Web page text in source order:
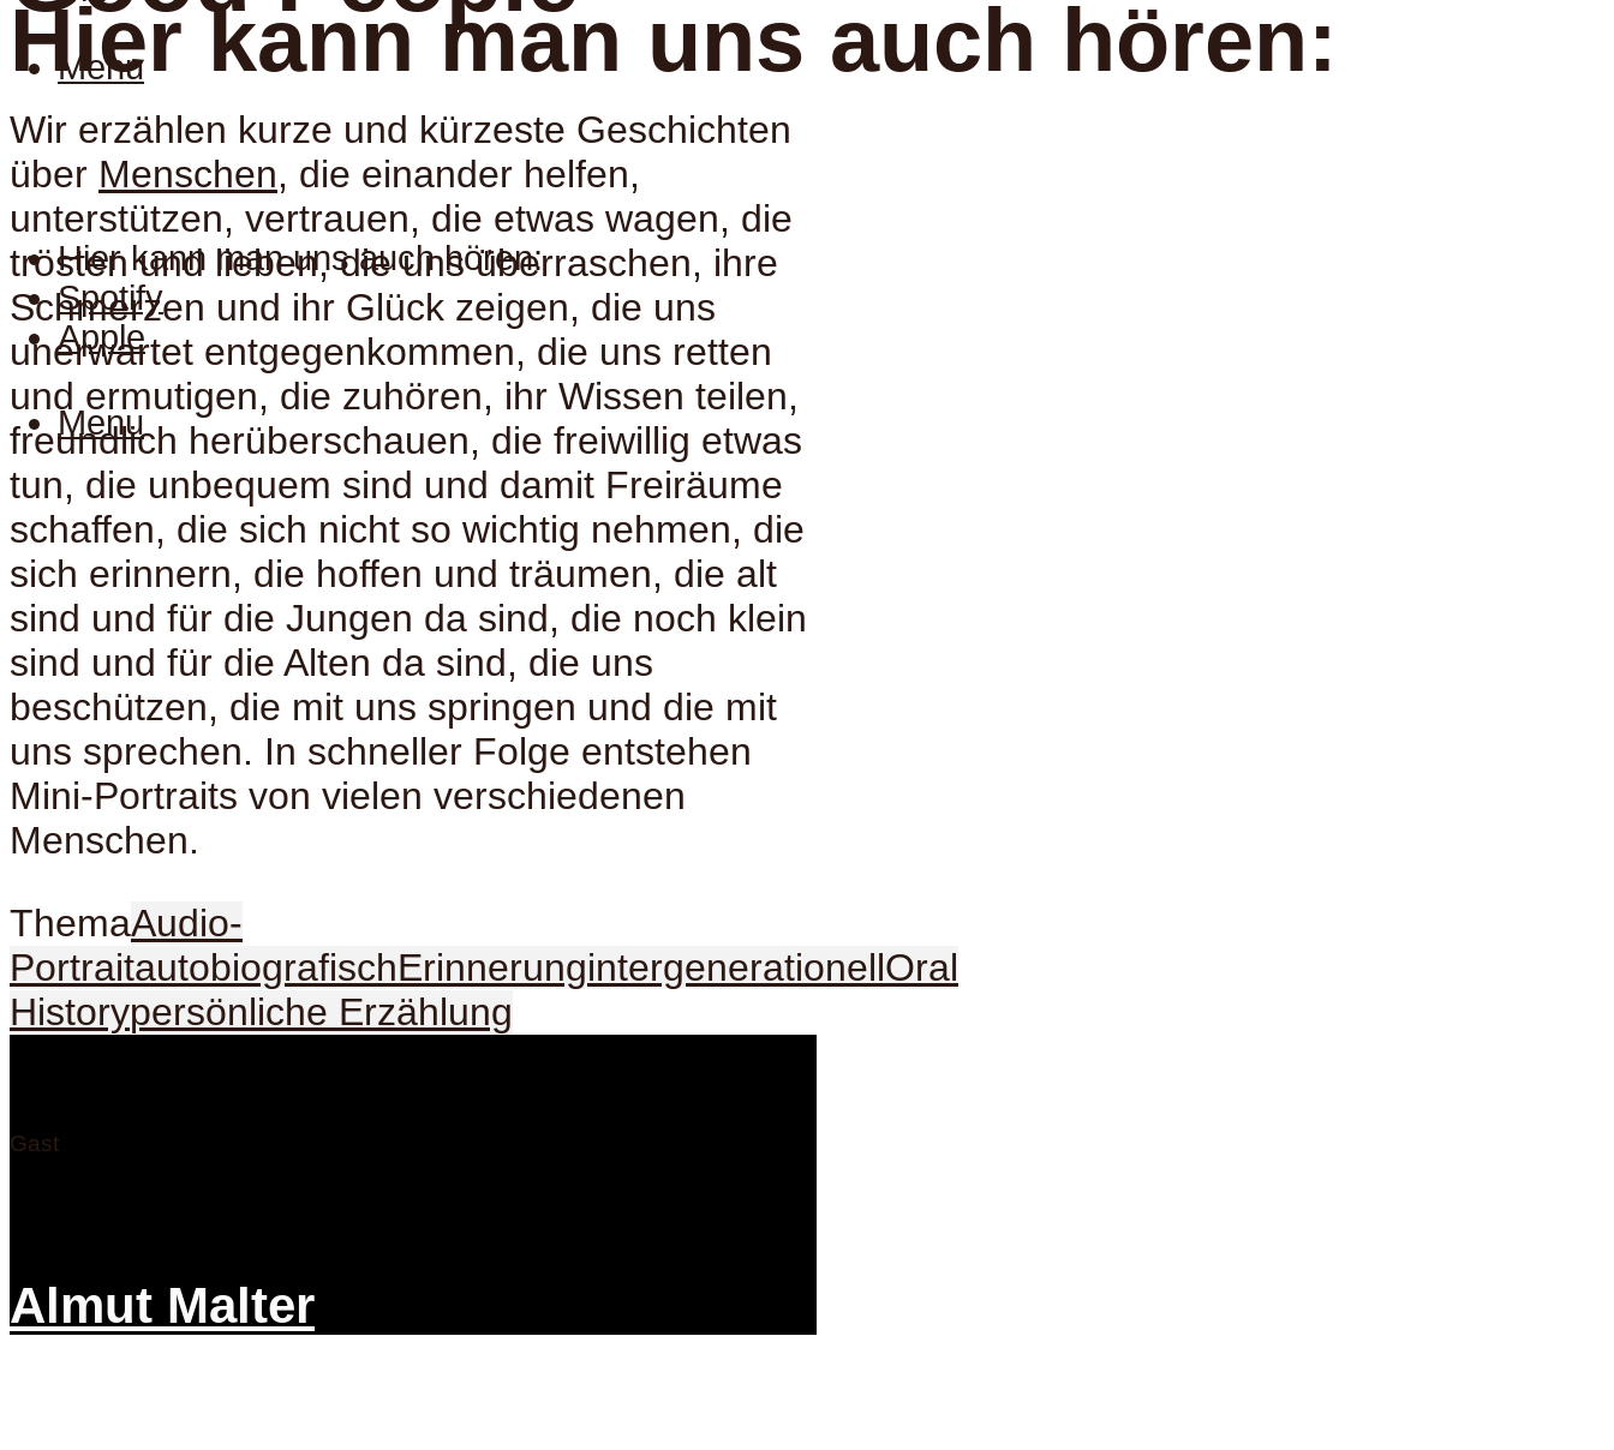
Menu
Hier kann man uns auch hören:
Hier kann man uns auch hören:
Spotify
Apple
Menu
Wir erzählen kurze und kürzeste Geschichten
über Menschen, die einander helfen,
unterstützen, vertrauen, die etwas wagen, die
trösten und lieben, die uns überraschen, ihre
Schmerzen und ihr Glück zeigen, die uns
unerwartet entgegenkommen, die uns retten
und ermutigen, die zuhören, ihr Wissen teilen,
freundlich herüberschauen, die freiwillig etwas
tun, die unbequem sind und damit Freiräume
schaffen, die sich nicht so wichtig nehmen, die
sich erinnern, die hoffen und träumen, die alt
sind und für die Jungen da sind, die noch klein
sind und für die Alten da sind, die uns
beschützen, die mit uns springen und die mit
uns sprechen. In schneller Folge entstehen
Mini-Portraits von vielen verschiedenen
Menschen.
ThemaAudio-
PortraitautobiografischErinnerungintergenerationellOral
Historypersönliche Erzählung
Gast
Almut Malter